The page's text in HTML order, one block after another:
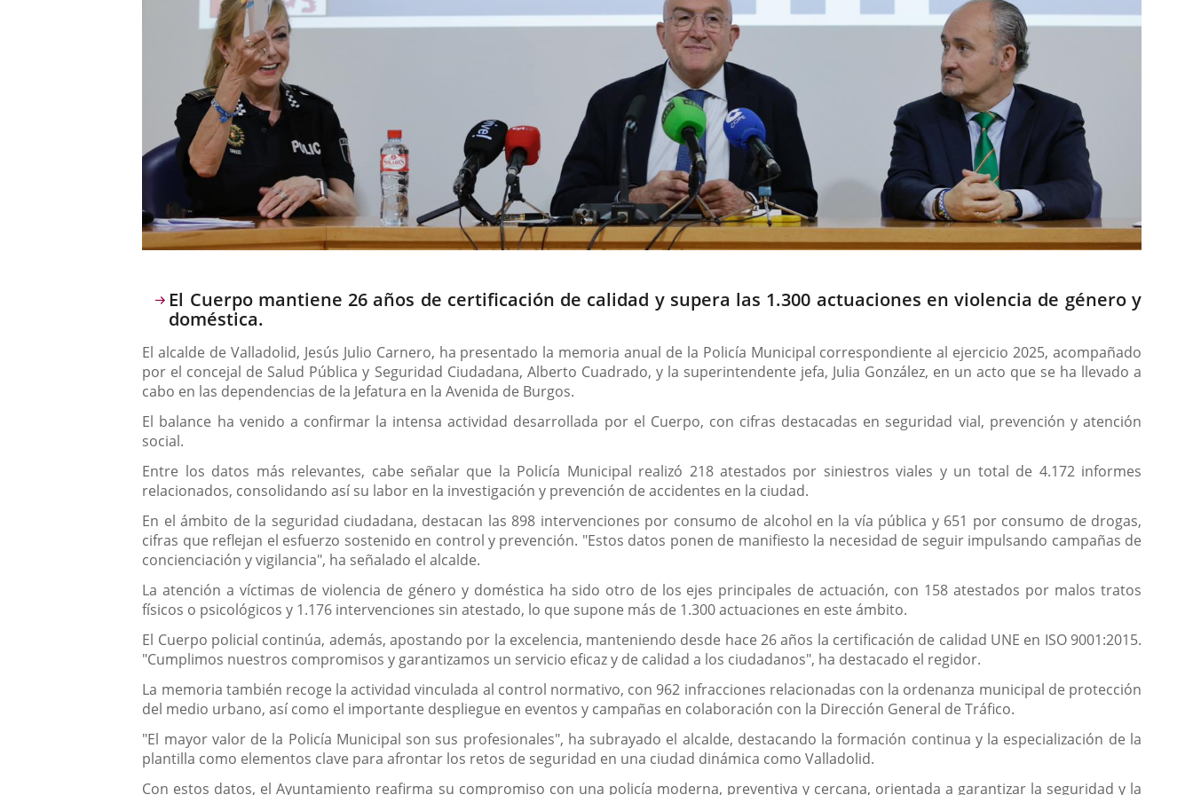
Descripción
El Cuerpo mantiene 26 años de certificación de calidad y supera las 1.300 actuaciones en violencia de género y
doméstica.
El alcalde de Valladolid, Jesús Julio Carnero, ha presentado la memoria anual de la Policía Municipal correspondiente al ejercicio 2025, acompañado
por el concejal de Salud Pública y Seguridad Ciudadana, Alberto Cuadrado, y la superintendente jefa, Julia González, en un acto que se ha llevado a
cabo en las dependencias de la Jefatura en la Avenida de Burgos.
El balance ha venido a confirmar la intensa actividad desarrollada por el Cuerpo, con cifras destacadas en seguridad vial, prevención y atención
social.
Entre los datos más relevantes, cabe señalar que la Policía Municipal realizó 218 atestados por siniestros viales y un total de 4.172 informes
relacionados, consolidando así su labor en la investigación y prevención de accidentes en la ciudad.
En el ámbito de la seguridad ciudadana, destacan las 898 intervenciones por consumo de alcohol en la vía pública y 651 por consumo de drogas,
cifras que reflejan el esfuerzo sostenido en control y prevención. "Estos datos ponen de manifiesto la necesidad de seguir impulsando campañas de
concienciación y vigilancia", ha señalado el alcalde.
La atención a víctimas de violencia de género y doméstica ha sido otro de los ejes principales de actuación, con 158 atestados por malos tratos
físicos o psicológicos y 1.176 intervenciones sin atestado, lo que supone más de 1.300 actuaciones en este ámbito.
El Cuerpo policial continúa, además, apostando por la excelencia, manteniendo desde hace 26 años la certificación de calidad UNE en ISO 9001:2015.
"Cumplimos nuestros compromisos y garantizamos un servicio eficaz y de calidad a los ciudadanos", ha destacado el regidor.
La memoria también recoge la actividad vinculada al control normativo, con 962 infracciones relacionadas con la ordenanza municipal de protección
del medio urbano, así como el importante despliegue en eventos y campañas en colaboración con la Dirección General de Tráfico.
"El mayor valor de la Policía Municipal son sus profesionales", ha subrayado el alcalde, destacando la formación continua y la especialización de la
plantilla como elementos clave para afrontar los retos de seguridad en una ciudad dinámica como Valladolid.
Con estos datos, el Ayuntamiento reafirma su compromiso con una policía moderna, preventiva y cercana, orientada a garantizar la seguridad y la